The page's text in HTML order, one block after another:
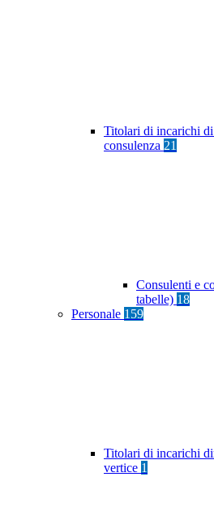
Titolari di incarichi
consulenza 21
Consulenti e
tabelle) 18
Personale 159
Titolari di incarichi
vertice 1